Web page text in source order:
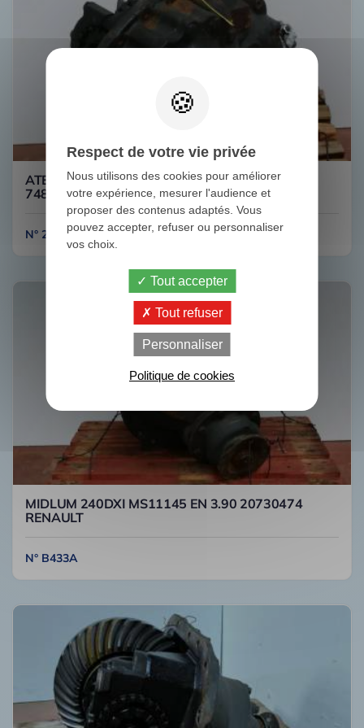
ATEGO 1828 HL7/050DCS-13 COUPLE 29/24
748216 MERCEDES
N° 2C431
MIDLUM 240DXI MS11145 EN 3.90 20730474
RENAULT
N° B433A
Respect de votre vie privée
Nous utilisons des cookies pour améliorer
votre expérience, mesurer l'audience et
proposer des contenus adaptés. Vous
pouvez accepter, refuser ou personnaliser
vos choix.
Tout accepter
Tout refuser
Personnaliser
Politique de cookies